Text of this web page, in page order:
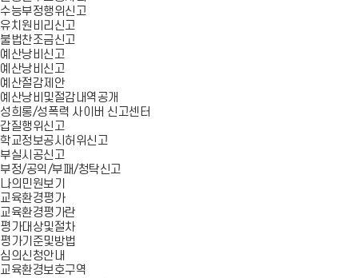
수능부정행위신고
유치원비리신고
불법찬조금신고
예산낭비신고
예산낭비신고
예산절감제안
예산낭비및절감내역공개
성희롱/성폭력 사이버 신고센터
갑질행위신고
학교정보공시허위신고
부실시공신고
부정/공익/부패/청탁신고
나의민원보기
교육환경평가
교육환경평가란
평가대상및절차
평가기준및방법
심의신청안내
교육환경보호구역